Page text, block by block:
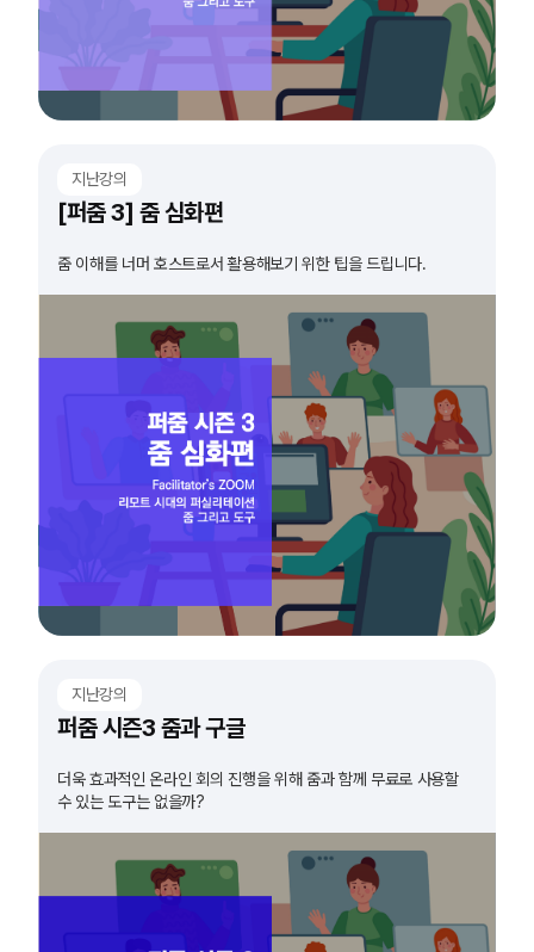
지난강의
[퍼줌 3] 줌 심화편
줌 이해를 너머 호스트로서 활용해보기 위한 팁을 드립니다.
지난강의
퍼줌 시즌3 줌과 구글
더욱 효과적인 온라인 회의 진행을 위해 줌과 함께 무료로 사용할
수 있는 도구는 없을까?